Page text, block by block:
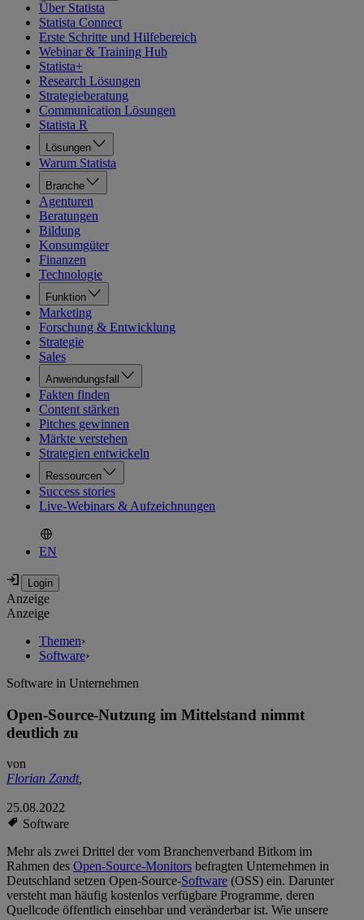
Über Statista
Statista Connect
Erste Schritte und Hilfebereich
Webinar & Training Hub
Statista+
Research Lösungen
Strategieberatung
Communication Lösungen
Statista R
Lösungen
Warum Statista
Branche
Agenturen
Beratungen
Bildung
Konsumgüter
Finanzen
Technologie
Funktion
Marketing
Forschung & Entwicklung
Strategie
Sales
Anwendungsfall
Fakten finden
Content stärken
Pitches gewinnen
Märkte verstehen
Strategien entwickeln
Ressourcen
Success stories
Live-Webinars & Aufzeichnungen
EN
Anzeige
Anzeige
Themen›
Software›
Software in Unternehmen
Open-Source-Nutzung im Mittelstand nimmt
deutlich zu
von
Florian Zandt,
25.08.2022
Software
Mehr als zwei Drittel der vom Branchenverband Bitkom im
Rahmen des Open-Source-Monitors befragten Unternehmen in
Deutschland setzen Open-Source-Software (OSS) ein. Darunter
versteht man häufig kostenlos verfügbare Programme, deren
Quellcode öffentlich einsehbar und veränderbar ist. Wie unsere